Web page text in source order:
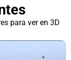
para ver en 3D